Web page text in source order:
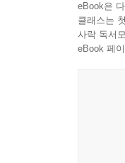
eBook은
클래스는
사락 독서
eBook 페